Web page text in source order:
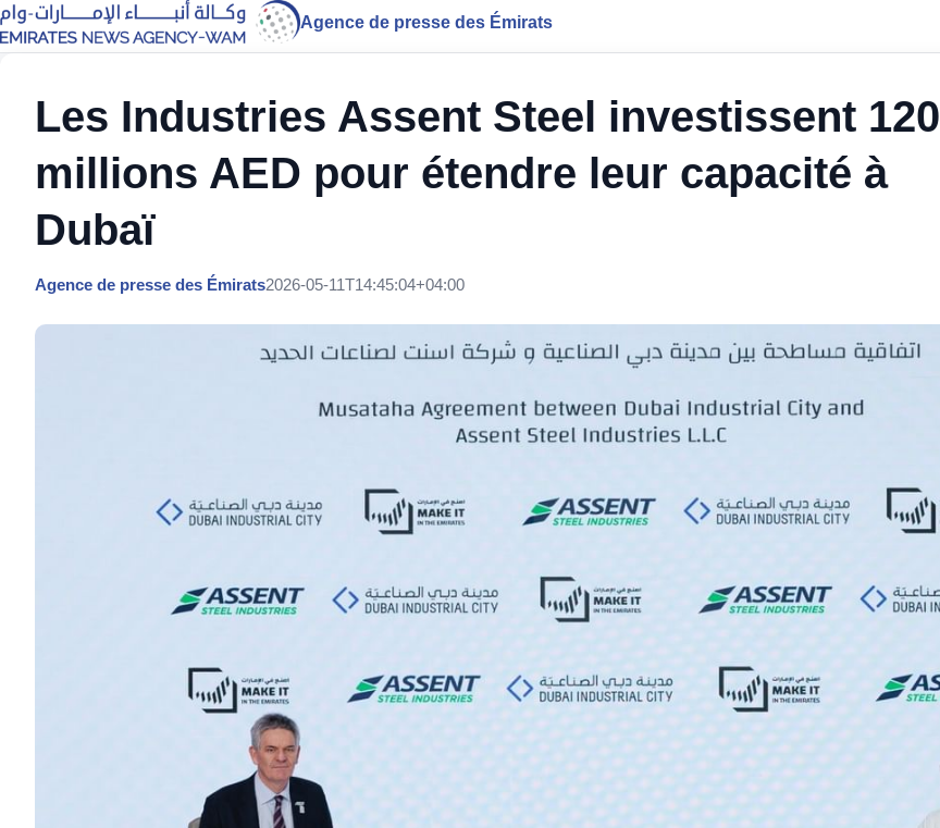
Agence de presse des Émirats
Les Industries Assent Steel investissent 120
millions AED pour étendre leur capacité à
Dubaï
Agence de presse des Émirats2026-05-11T14:45:04+04:00